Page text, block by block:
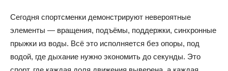
Сегодня спортсменки демонстрируют невероятные
элементы — вращения, подъёмы, поддержки, синхронные
прыжки из воды. Всё это исполняется без опоры, под
водой, где дыхание нужно экономить до секунды. Это